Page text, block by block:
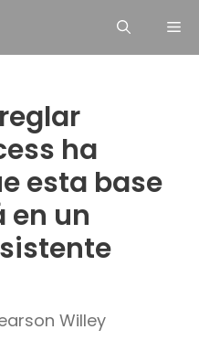
ha
esta base
en un
Willey